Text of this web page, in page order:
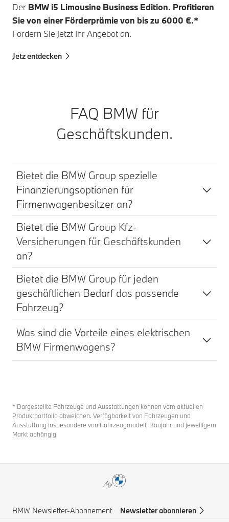
Der BMW i5 Limousine Business Edition. Profitieren
Sie von einer Förderprämie von bis zu 6000 €.*
Fordern Sie jetzt Ihr Angebot an.
Jetz entdecken
FAQ BMW für
Geschäftskunden.
Bietet die BMW Group spezielle
Finanzierungsoptionen für
Firmenwagenbesitzer an?
Bietet die BMW Group Kfz-
Versicherungen für Geschäftskunden
an?
Bietet die BMW Group für jeden
geschäftlichen Bedarf das passende
Fahrzeug?
Was sind die Vorteile eines elektrischen
BMW Firmenwagens?
* Dargestellte Fahrzeuge und Ausstattungen können vom aktuellen
Produktportfolio abweichen. Verfügbarkeit von Fahrzeugen und
Ausstattung insbesondere von Fahrzeugmodell, Baujahr und jeweiligem
Markt abhängig.
BMW Newsletter-Abonnement Newsletter abonnieren